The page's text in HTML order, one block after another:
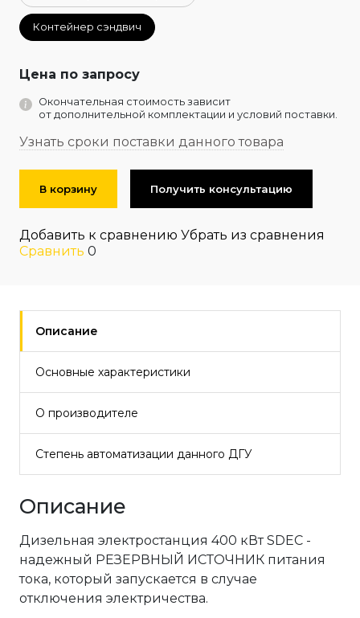
Контейнер сэндвич
Цена по запросу
Окончательная стоимость зависит
от дополнительной комплектации и условий поставки.
Узнать сроки поставки данного товара
В корзину Получить консультацию
Добавить к сравнению Убрать из сравнения
Сравнить 0
Описание
Основные характеристики
О производителе
Степень автоматизации данного ДГУ
Описание
Дизельная электростанция 400 кВт SDEC -
надежный РЕЗЕРВНЫЙ ИСТОЧНИК питания
тока, который запускается в случае
отключения электричества.